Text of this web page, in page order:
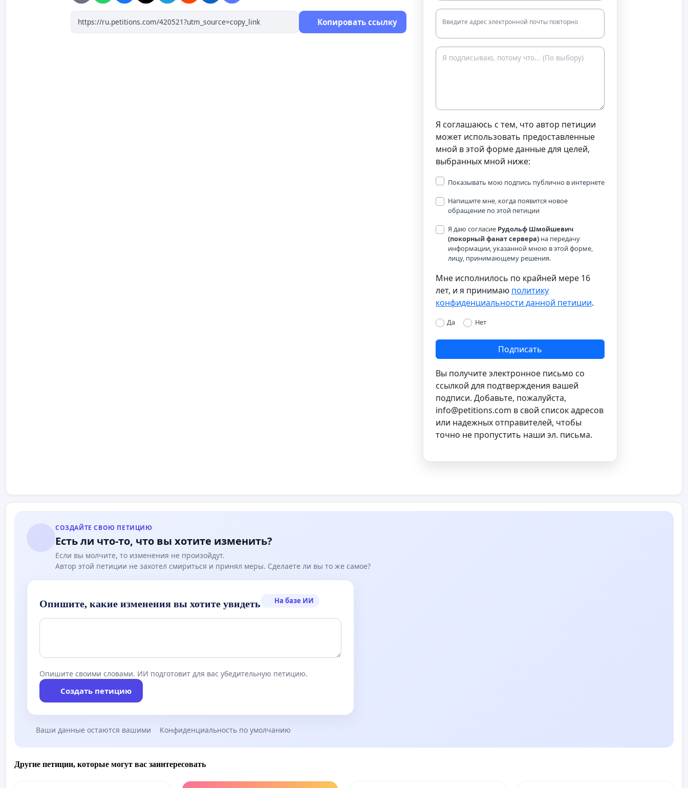
Копировать ссылку Введите адрес электронной почты повторно
Я соглашаюсь с тем, что автор петиции
может использовать предоставленные
мной в этой форме данные для целей,
выбранных мной ниже:
Показывать мою подпись публично в интернете
Напишите мне, когда появится новое
обращение по этой петиции
Я даю согласие Рудольф Шмойшевич
(покорный фанат сервера) на передачу
информации, указанной мною в этой форме,
лицу, принимающему решения.
Мне исполнилось по крайней мере 16
лет, и я принимаю политику
конфиденциальности данной петиции.
Да Нет
Подписать
Вы получите электронное письмо со
ссылкой для подтверждения вашей
подписи. Добавьте, пожалуйста,
info@petitions.com в свой список адресов
или надежных отправителей, чтобы
точно не пропустить наши эл. письма.
СОЗДАЙТЕ СВОЮ ПЕТИЦИЮ
Есть ли что-то, что вы хотите изменить?
Если вы молчите, то изменения не произойдут.
Автор этой петиции не захотел смириться и принял меры. Сделаете ли вы то же самое?
Опишите, какие изменения вы хотите увидеть На базе ИИ
Опишите своими словами. ИИ подготовит для вас убедительную петицию.
Создать петицию
Ваши данные остаются вашими Конфиденциальность по умолчанию
Другие петиции, которые могут вас заинтересовать